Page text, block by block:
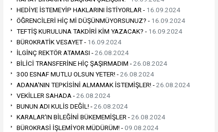
HEDİYE İSTEMEYİP HAKLARINI İSTİYORLAR - 16.09.2024
ÖĞRENCİLERİ HİÇ Mİ DÜŞÜNMÜYORSUNUZ? - 16.09.2024
TEFTİŞ KURULUNA TAKDİRİ KİM YAZACAK? - 16.09.2024
BÜROKRATİK VESAYET - 16.09.2024
İLGİNÇ REKTÖR ATAMASI -26.08.2024
BİLİCİ TRANSFERİNE HİÇ ŞAŞIRMADIM -26.08.2024
300 ESNAF MUTLU OLSUN YETER! -26.08.2024
ADANA'NIN TEPKİSİNİ ALMAMAK İSTEMİŞLER! -26.08.2024
VEKİLLER SAHADA -26.08.2024
BUNUN ADI KULİS DEĞİL! -26.08.2024
KARALAR'IN BİLEĞİNİ BÜKEMEMİŞLER -26.08.2024
BÜROKRASİ İŞLEMİYOR MÜDÜRÜM! -09.08.2024